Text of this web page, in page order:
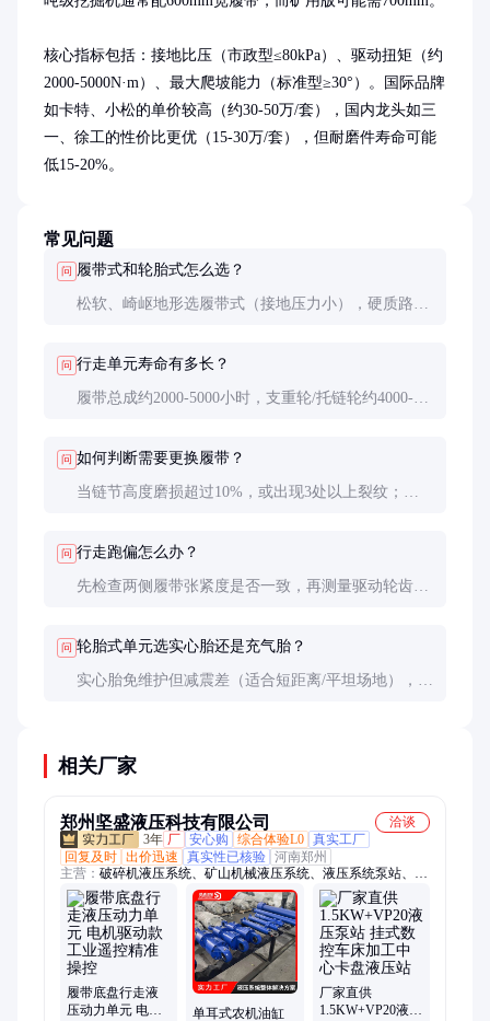
核心指标包括：接地比压（市政型≤80kPa）、驱动扭矩（约
2000-5000N·m）、最大爬坡能力（标准型≥30°）。国际品牌
如卡特、小松的单价较高（约30-50万/套），国内龙头如三
一、徐工的性价比更优（15-30万/套），但耐磨件寿命可能
低15-20%。
常见问题
问 履带式和轮胎式怎么选？
松软、崎岖地形选履带式（接地压力小），硬质路面
问 行走单元寿命有多长？
履带总成约2000-5000小时，支重轮/托链轮约4000-
问 如何判断需要更换履带？
当链节高度磨损超过10%，或出现3处以上裂纹；销
问 行走跑偏怎么办？
先检查两侧履带张紧度是否一致，再测量驱动轮齿厚
问 轮胎式单元选实心胎还是充气胎？
实心胎免维护但减震差（适合短距离/平坦场地），充
相关厂家
郑州坚盛液压科技有限公司
洽谈
3年 厂 安心购 综合体验L0 真实工厂
回复及时 出价迅速 真实性已核验 河南郑州
主营： 破碎机液压系统、矿山机械液压系统、液压系统泵站、液
压动力单元、液压油站、液压油缸、液压配件、液压元件
履带底盘行走液
压动力单元 电机
单耳式农机油缸
厂家直供
1.5KW+VP20液压